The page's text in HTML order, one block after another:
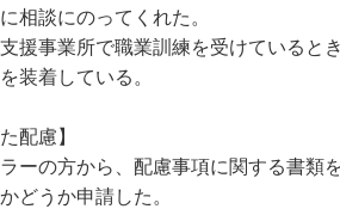
相談にのってくれた。
支援事業所で職業訓練を受けている
装着している。
配慮】
ラーの方から、配慮事項に関する書
どうか申請した。